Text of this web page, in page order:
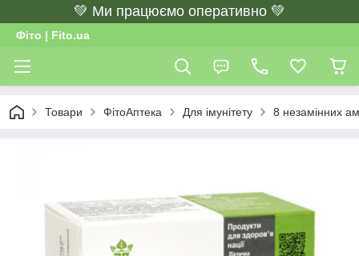
💚 Ми працюємо оперативно 💚
Фіто | Fito.ua
Товари ФітоАптека Для імунітету 8 незамінних